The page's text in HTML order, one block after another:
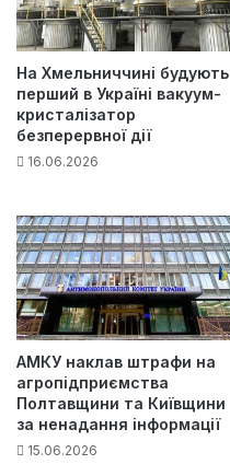
На Хмельниччині будують
перший в Україні вакуум-
кристалізатор
безперервної дії
16.06.2026
АМКУ наклав штрафи на
агропідприємства
Полтавщини та Київщини
за ненадання інформації
15.06.2026